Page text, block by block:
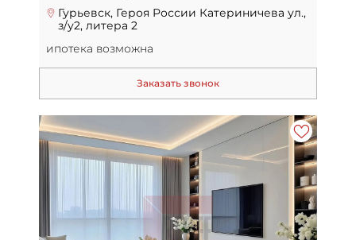
Гурьевск, Героя России Катериничева ул.,
з/у2, литера 2
ипотека возможна
Заказать звонок